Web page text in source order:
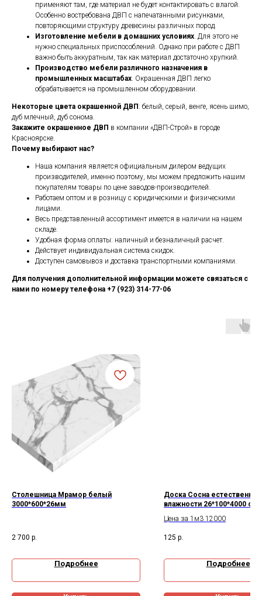
применяют там, где материал не будет контактировать с влагой.
Особенно востребована ДВП с напечатанными рисунками,
повторяющими структуру древесины различных пород.
Изготовление мебели в домашних условиях. Для этого не
нужно специальных приспособлений. Однако при работе с ДВП
важно быть аккуратным, так как материал достаточно хрупкий.
Производство мебели различного назначения в
промышленных масштабах. Окрашенная ДВП легко
обрабатывается на промышленном оборудовании.
Некоторые цвета окрашенной ДВП: белый, серый, венге, ясень шимо,
дуб млечный, дуб сонома.
Закажите окрашенное ДВП в компании «ДВП-Строй» в городе
Красноярске.
Почему выбирают нас?
Наша компания является официальным дилером ведущих
производителей, именно поэтому, мы можем предложить нашим
покупателям товары по цене заводов-производителей.
Работаем оптом и в розницу с юридическими и физическими
лицами.
Весь представленный ассортимент имеется в наличии на нашем
складе.
Удобная форма оплаты: наличный и безналичный расчет.
Действует индивидуальная система скидок.
Доступен самовывоз и доставка транспортными компаниями.
Для получения дополнительной информации можете связаться с
нами по номеру телефона +7 (923) 314-77-06
Столешница Мрамор белый
3000*600*26мм
2 700 р.
Подробнее
Доска Сосна естественной
влажности 26*100*4000
Цена за 1м3 12000
125 р.
Подробнее